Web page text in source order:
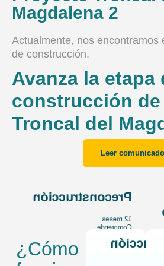
Magdalena 2
Actualmente, nos encontramos
de construcción.
Avanza la etapa
construcción de
Troncal del
Leer comunicado
¿Cómo
Preconstrucción
12 meses.
Comprende
elaboración